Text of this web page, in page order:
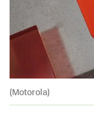
(Motorola)